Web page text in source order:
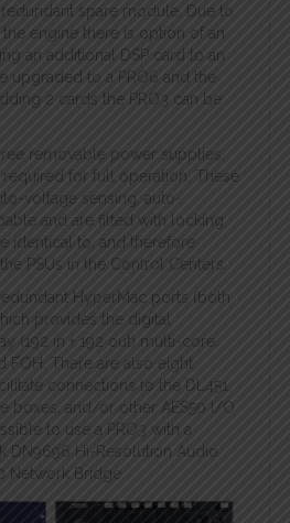
spare module. Due to
engine there is option of an
an additional DSP card to an
upgraded to a PRO6 and the
2 cards the PRO3 can be
removable power supplies,
for full operation. These
voltage sensing, auto-
and are fitted with locking
identical to, and therefore
PSUs in the Control Centers.
HyperMac ports (both
provides the digital
(192 in + 192 out) multi-core
FOH. There are also eight
connections to the DL451,
boxes, and/or other AES50 I/O
to use a PRO3 with a
DN9696 Hi-Resolution Audio
Network Bridge.